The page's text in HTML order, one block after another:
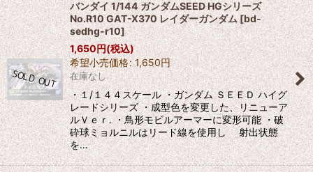
バンダイ 1/144 ガンダムSEED HGシリーズ
No.R10 GAT-X370 レイダーガンダム[bd-
sedhg-r10]
1,650円(税込)
希望小売価格: 1,650円
在庫なし
・１/１４４スケール ・ガンダム ＳＥＥＤ ハイグ
レードシリーズ ・成型色を変更した、リニューア
ルＶｅｒ. ・鳥形モビルアーマーに変形可能 ・破
砕球ミョルニルはリード線を使用し 射出状態
を…